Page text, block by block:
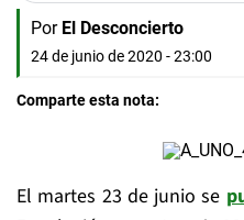
Por El Desconcierto
24 de junio de 2020 - 23:00
Comparte esta nota:
El martes 23 de junio se